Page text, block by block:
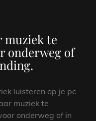
muziek te
onderweg of
luisteren op je pc
muziek te
onderweg of in